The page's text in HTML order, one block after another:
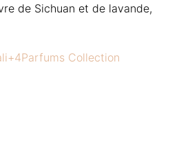
de Sichuan et de lavande,
+4Parfums Collection